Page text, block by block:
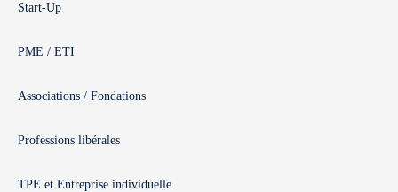
Start-Up
PME / ETI
Associations / Fondations
Professions libérales
TPE et Entreprise individuelle